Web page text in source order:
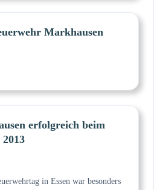
Markhausen
erfolgreich beim
in Essen war besonders